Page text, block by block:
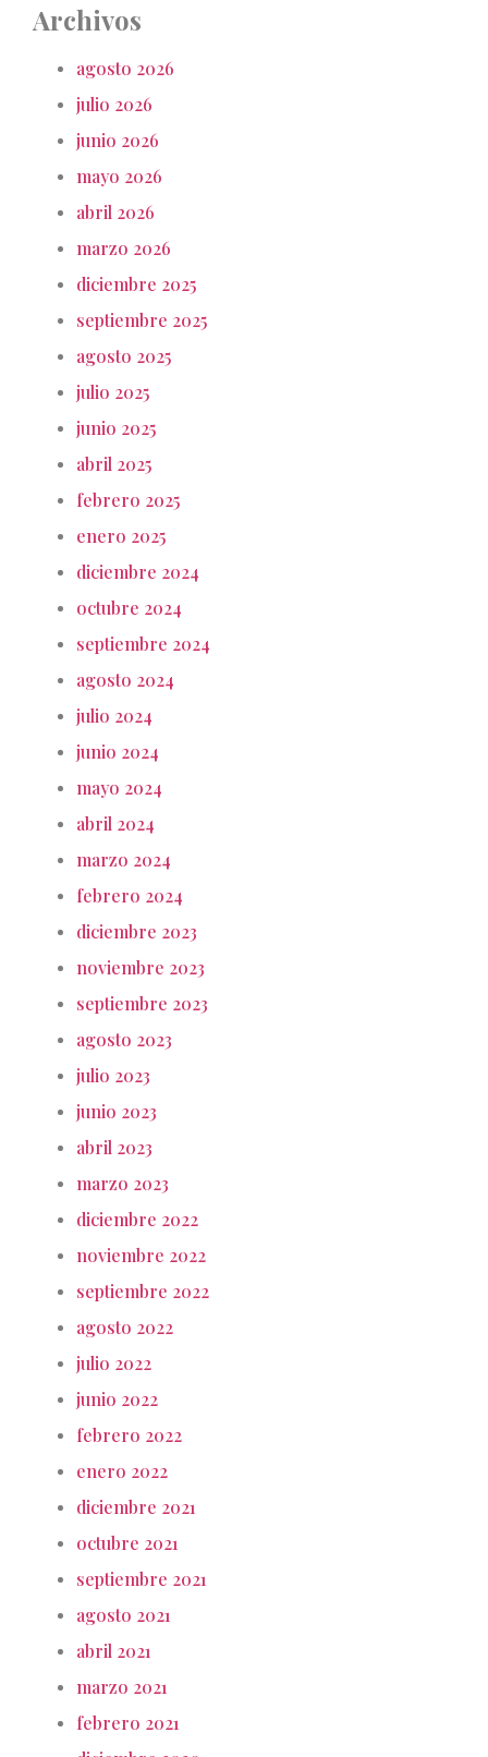
Archivos
agosto 2026
julio 2026
junio 2026
mayo 2026
abril 2026
marzo 2026
diciembre 2025
septiembre 2025
agosto 2025
julio 2025
junio 2025
abril 2025
febrero 2025
enero 2025
diciembre 2024
octubre 2024
septiembre 2024
agosto 2024
julio 2024
junio 2024
mayo 2024
abril 2024
marzo 2024
febrero 2024
diciembre 2023
noviembre 2023
septiembre 2023
agosto 2023
julio 2023
junio 2023
abril 2023
marzo 2023
diciembre 2022
noviembre 2022
septiembre 2022
agosto 2022
julio 2022
junio 2022
febrero 2022
enero 2022
diciembre 2021
octubre 2021
septiembre 2021
agosto 2021
abril 2021
marzo 2021
febrero 2021